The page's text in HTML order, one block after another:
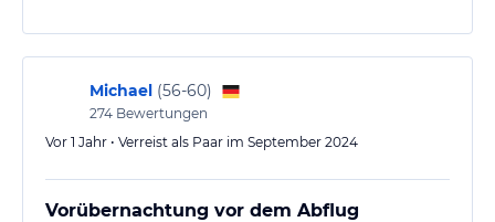
Michael (56-60)
274 Bewertungen
Vor 1 Jahr • Verreist als Paar im September 2024
Vorübernachtung vor dem Abflug